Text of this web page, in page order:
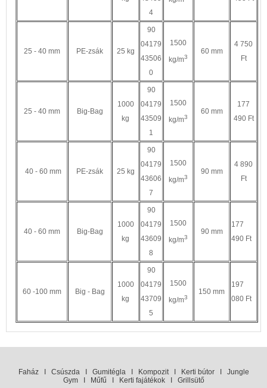
4
25 - 40 mm PE-zsák 25 kg
90
04179
43506
0
1500
kg/m3
60 mm
4 750
Ft
25 - 40 mm Big-Bag
1000
kg
90
04179
43509
1
1500
kg/m3
60 mm
177
490 Ft
40 - 60 mm PE-zsák 25 kg
90
04179
43606
7
1500
kg/m3
90 mm
4 890
Ft
40 - 60 mm Big-Bag
1000
kg
90
04179
43609
8
1500
kg/m3
90 mm
177
490 Ft
60 -100 mm Big - Bag
1000
kg
90
04179
43709
5
1500
kg/m3
150 mm
197
080 Ft
FaházI CsúszdaI GumitéglaI KompozitI Kerti bútorI Jungle
GymI Műfű Kerti fajátékokI Grillsütő